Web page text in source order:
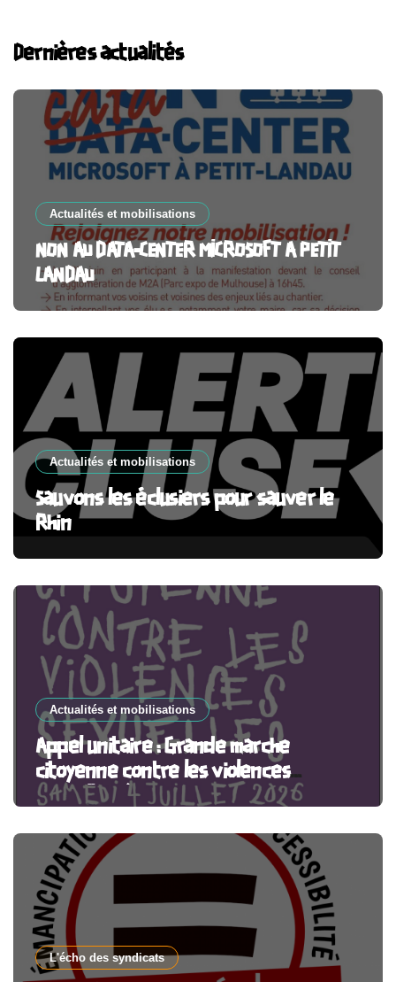
Dernières actualités
Actualités et mobilisations
NON AU DATA-CENTER MICROSOFT A PETIT
LANDAU
Actualités et mobilisations
Sauvons les éclusiers pour sauver le
Rhin
Actualités et mobilisations
Appel unitaire : Grande marche
citoyenne contre les violences
sexuelles, à Paris et partout en France
L'écho des syndicats